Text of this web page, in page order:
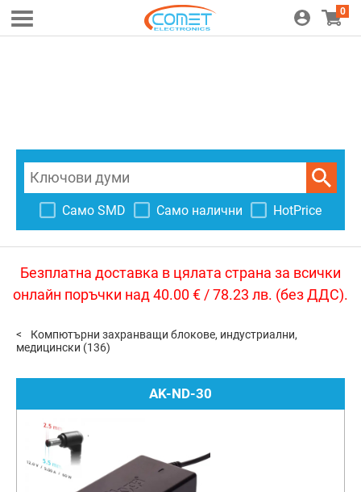
0
Само SMD Само налични HotPrice
Безплатна доставка в цялата страна за всички
онлайн поръчки над 40.00 € / 78.23 лв. (без ДДС).
Компютърни захранващи блокове, индустриални,
медицински (136)
AK-ND-30